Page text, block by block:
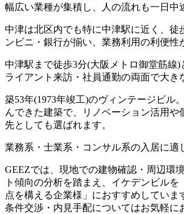
幅広い業種が集積し、人の流れも一日中
中津は北区内でも特に中津駅に近く、徒
ンビニ・銀行が揃い、業務利用の利便性
中津駅まで徒歩3分(大阪メトロ御堂筋線)
ライアント来訪・社員通勤の両面で大き
築53年(1973年竣工)のヴィンテージビル
んできた建築で、リノベーション活用や
先としても選ばれます。
業務系・士業系・コンサル系の入居に適
GEEZでは、現地での建物確認・周辺環
ト傾向の分析を踏まえ、イケデンビルを
点を構える企業様」におすすめしていま
条件交渉・内見手配についてはお気軽に